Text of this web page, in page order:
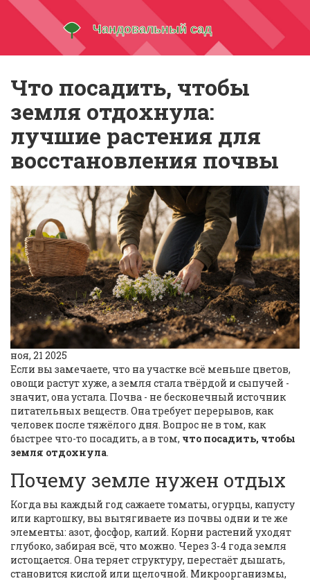
Что посадить, чтобы
земля отдохнула:
лучшие растения для
восстановления почвы
ноя, 21 2025
Если вы замечаете, что на участке всё меньше цветов,
овощи растут хуже, а земля стала твёрдой и сыпучей -
значит, она устала. Почва - не бесконечный источник
питательных веществ. Она требует перерывов, как
человек после тяжёлого дня. Вопрос не в том, как
быстрее что-то посадить, а в том, что посадить, чтобы
земля отдохнула.
Почему земле нужен отдых
Когда вы каждый год сажаете томаты, огурцы, капусту
или картошку, вы вытягиваете из почвы одни и те же
элементы: азот, фосфор, калий. Корни растений уходят
глубоко, забирая всё, что можно. Через 3-4 года земля
истощается. Она теряет структуру, перестаёт дышать,
становится кислой или щелочной. Микроорганизмы,